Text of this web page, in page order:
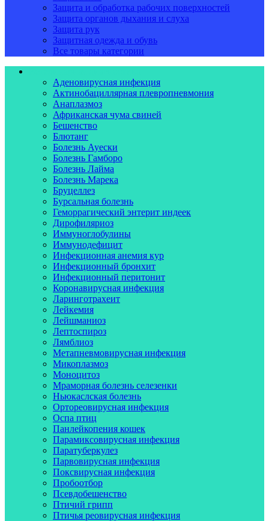
Защита и обработка рабочих поверхностей
Защита органов дыхания и слуха
Защита рук
Защитная одежда и обувь
Все товары категории
Аденовирусная инфекция
Актинобациллярная плевропневмония
Анаплазмоз
Африканская чума свиней
Бешенство
Блютанг
Болезнь Ауески
Болезнь Гамборо
Болезнь Лайма
Болезнь Марека
Бруцеллез
Бурсальная болезнь
Геморрагический энтерит индеек
Дирофиляриоз
Иммуноглобулины
Иммунодефицит
Инфекционная анемия кур
Инфекционный бронхит
Инфекционный перитонит
Коронавирусная инфекция
Ларинготрахеит
Лейкемия
Лейшманиоз
Лептоспироз
Лямблиоз
Метапневмовирусная инфекция
Микоплазмоз
Моноцитоз
Мраморная болезнь селезенки
Ньюкаслская болезнь
Ортореовирусная инфекция
Оспа птиц
Панлейкопения кошек
Парамиксовирусная инфекция
Паратуберкулез
Парвовирусная инфекция
Поксвирусная инфекция
Пробоотбор
Псевдобешенство
Птичий грипп
Птичья реовирусная инфекция